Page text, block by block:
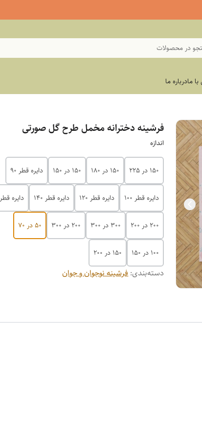
در محصولات
مادرباره ما
فرشینه دخترانه مخمل طرح گل صورتی
اندازه
150 در 225 150 در 180 150 در 150 دایره قطر 90
دایره قطر 100 دایره قطر 120 دایره قطر 140 دایره قطر 200
200 در 200 300 در 300 200 در 300 50 در 70
100 در 150 150 در 200
دسته‌بندی:فرشینه نوجوان و جوان